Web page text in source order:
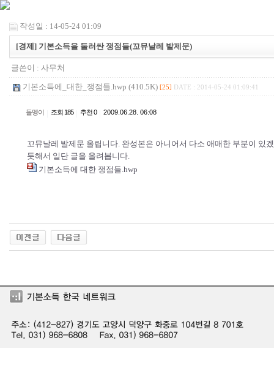
작성일 : 14-05-24 01:09
[경제] 기본소득을 둘러싼 쟁점들(꼬뮤날레 발제문)
글쓴이 : 사무처
기본소득에_대한_쟁점들.hwp (410.5K) [25] DATE : 2014-05-24 01:09:41
돌멩이 조회 185 추천 0 2009.06.28. 06:08
꼬뮤날레 발제문 올립니다. 완성본은 아니어서 다소 애매한 부분이 있
듯해서 일단 글을 올려봅니다.
기본소득에 대한 쟁점들.hwp